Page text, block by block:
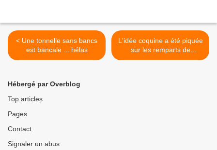
< Une tonnelle sans bancs
est bancale ... hélas
L'idée coquine a été piquée
sur les remparts de
Quimper >
Hébergé par Overblog
Top articles
Pages
Contact
Signaler un abus